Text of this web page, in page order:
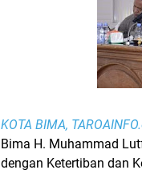
KOTA BIMA,
Bima H. Muhammad
dengan Ketertiban dan